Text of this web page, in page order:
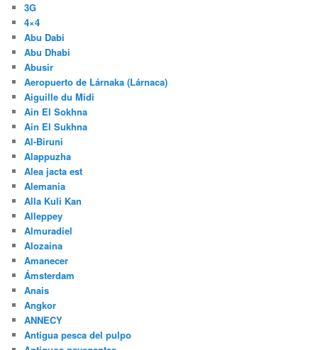
3G
4×4
Abu Dabi
Abu Dhabi
Abusir
Aeropuerto de Lárnaka (Lárnaca)
Aiguille du Midi
Ain El Sokhna
Ain El Sukhna
Al-Biruni
Alappuzha
Alea jacta est
Alemania
Alla Kuli Kan
Alleppey
Almuradiel
Alozaina
Amanecer
Ámsterdam
Anais
Angkor
ANNECY
Antigua pesca del pulpo